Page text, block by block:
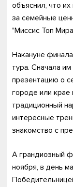
объяснил, что
за семейные
"Миссис Топ
Накануне
тура. Сначала
презентацию о
городе или крае
традиционный
интересные
знакомство с
А грандиозный
ноября, в день